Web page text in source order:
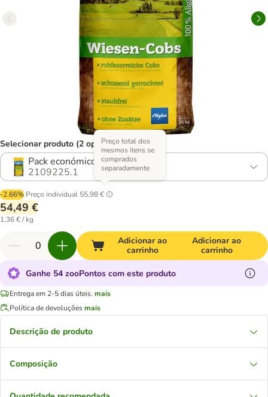
Selecionar produto (2 opções)
Pack económico: 2 x 20 kg
2109225.1
-2.66% Preço individual 55,98 €
Preço total dos
mesmos itens se
comprados
separadamente
54,49 €
1,36 € / kg
Adicionar ao
carrinho
Adicionar ao
carrinho
Ganhe 54 zooPontos com este produto
Entrega em 2-5 dias úteis. mais
Política de devoluçõesmais
Descrição de produto
Composição